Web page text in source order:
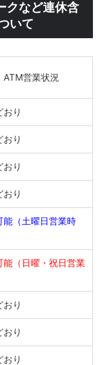
クなど連休含
いて
ATM営業状況
おり
おり
おり
おり
能（土曜日営業時
能（日曜・祝日営業
おり
おり
おり